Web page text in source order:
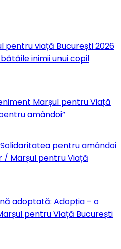
pentru viață București 2026
inimii unui copil
Marșul pentru Viață
amândoi”
pentru amândoi
/ Marșul pentru Viață
adoptată: Adopția – o
pentru Viață București